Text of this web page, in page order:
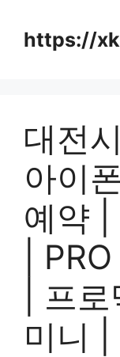
https://
대전
아이
예약 |
|
| 프
미니 |